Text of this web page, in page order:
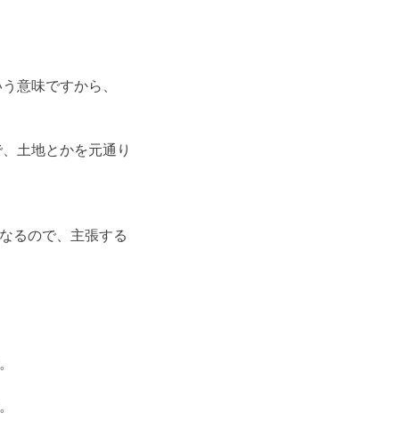
意味ですから、
土地とかを元通り
るので、主張する